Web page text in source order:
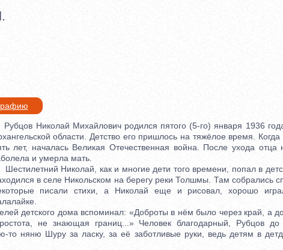
Николай Михайлович родился пятого (5-го) января 1936
области. Детство его пришлось на тяжёлое время.
лет, началась Великая Отечественная война. После ухода
и умерла мать.
Николай, как и многие дети того времени, попал в
в селе Никольском на берегу реки Толшмы. Там собрались
писали стихи, а Николай еще и рисовал, хорошо
детского дома вспоминал: «Доброты в нём было через край, а
не знающая границ...» Человек благодарный, Рубцов до
то няню Шуру за ласку, за её заботливые руки, ведь детям в